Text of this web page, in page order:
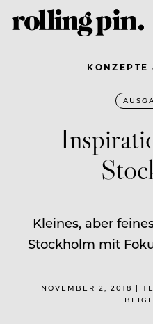
KONZEPTE
Kleines, aber
Stockholm mit
NOVEMBER 2, 2018 |